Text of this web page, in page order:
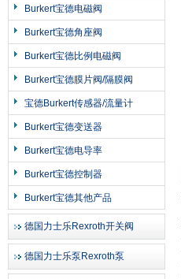
Burkert宝德电磁阀
Burkert宝德角座阀
Burkert宝德比例电磁阀
Burkert宝德膜片阀/隔膜阀
宝德Burkert传感器/流量计
Burkert宝德变送器
Burkert宝德电导率
Burkert宝德控制器
Burkert宝德其他产品
德国力士乐Rexroth开关阀
德国力士乐泵Rexroth泵